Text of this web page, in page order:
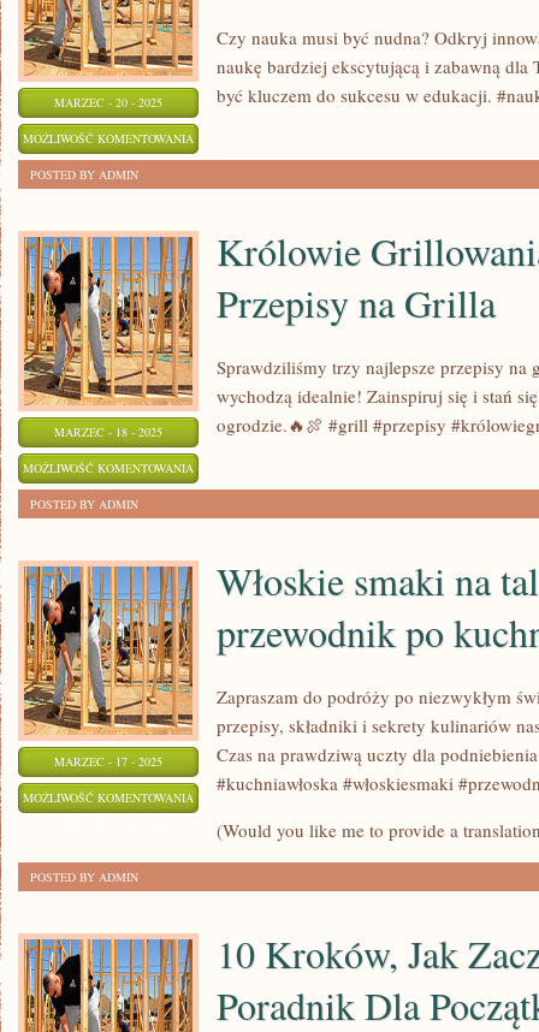
MARZEC - 20 - 2025
MOŻLIWOŚĆ KOMENTOWANIA
ZABAWĘ:
INNOWACYJNE
ZOSTAŁA WYŁĄCZONA
Czy nauka musi być nudna? Odkryj
naukę bardziej ekscytującą i zabawną dla
być kluczem do sukcesu w edukacji.
POSTED BY ADMIN
MARZEC - 18 - 2025
MOŻLIWOŚĆ KOMENTOWANIA
PRZEPISY
ZOSTAŁA WYŁĄCZONA
Królowie
Przepisy na Grilla
Sprawdziliśmy trzy najlepsze przepisy na
wychodzą idealnie! Zainspiruj się i stań
ogrodzie.🔥🍖 #grill #przepisy
POSTED BY ADMIN
MARZEC - 17 - 2025
MOŻLIWOŚĆ KOMENTOWANIA
SMAKI
WŁOSKIEJ
Włoskie smaki na
przewodnik po
Zapraszam do podróży po niezwykłym
przepisy, składniki i sekrety kulinariów
Czas na prawdziwą uczty dla
#kuchniawłoska #włoskiesmaki
(Would you like me to provide a
POSTED BY ADMIN
10 Kroków, Jak
Poradnik Dla